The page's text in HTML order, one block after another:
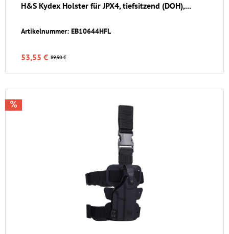
H&S Kydex Holster für JPX4, tiefsitzend (DOH),...
Artikelnummer: EB10644HFL
89,90 €
53,55 €